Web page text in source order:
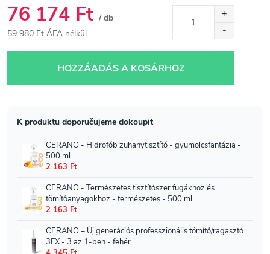
76 174 Ft / db
59 980 Ft ÁFA nélkül
HOZZÁADÁS A KOSÁRHOZ